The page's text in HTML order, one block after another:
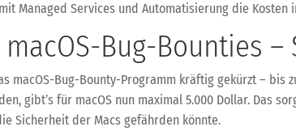
Managed Services und Automatisierung die
Bug-Bounties
macOS-Bug-Bounty-Programm kräftig gekürzt – bis
gibt’s für macOS nun maximal 5.000 Dollar. Das
Sicherheit der Macs gefährden könnte.